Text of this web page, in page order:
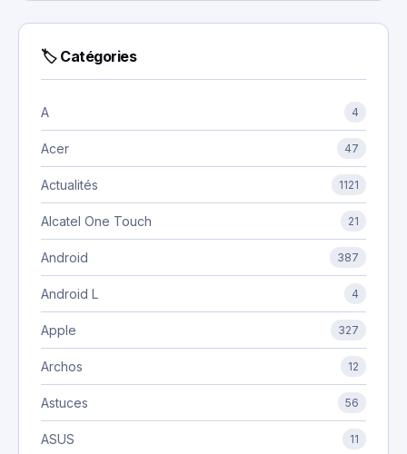
🏷 Catégories
A 4
Acer 47
Actualités 1121
Alcatel One Touch 21
Android 387
Android L 4
Apple 327
Archos 12
Astuces 56
ASUS 11